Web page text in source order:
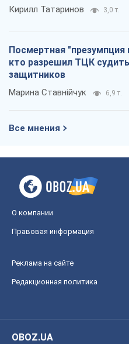
Кирилл Татаринов 3,0 т.
Посмертная "презумпция
кто разрешил ТЦК
защитников
Марина Ставнійчук 6,9 т.
Все мнения
О компании
Правовая информация
Реклама на сайте
Редакционная политика
OBOZ.UA